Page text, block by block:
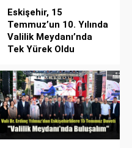
Eskişehir, 15
Temmuz’un 10. Yılında
Valilik Meydanı’nda
Tek Yürek Oldu